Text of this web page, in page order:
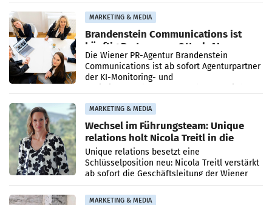
MARKETING & MEDIA
Brandenstein Communications ist
künftig Partner von OtterlyAI
Die Wiener PR-Agentur Brandenstein
Communications ist ab sofort Agenturpartner
der KI-Monitoring- und
MARKETING & MEDIA
Wechsel im Führungsteam: Unique
relations holt Nicola Treitl in die
Geschäftsleitung
Unique relations besetzt eine
Schlüsselposition neu: Nicola Treitl verstärkt
ab sofort die Geschäftsleitung der Wiener
PR-Agentur an der Seite von Josef Kalina und
Anna Kalina-Mahr.
MARKETING & MEDIA